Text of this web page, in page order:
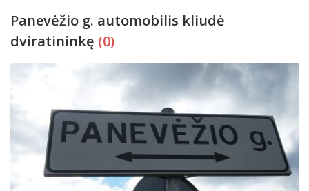
Panevėžio g. automobilis kliudė
dviratininkę (0)